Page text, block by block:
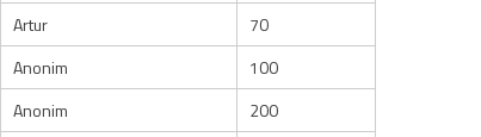
Artur
70
Anonim
100
Anonim
200